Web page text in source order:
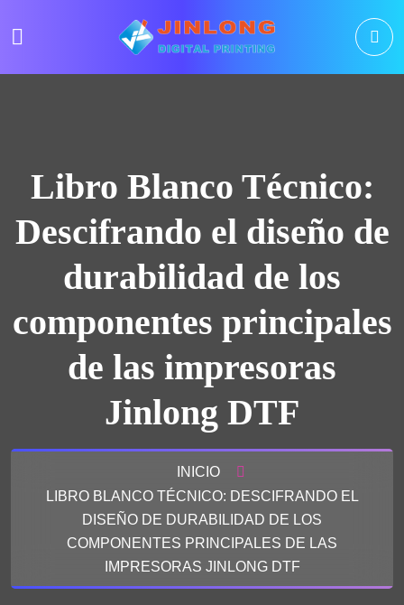
Libro Blanco Técnico:
Descifrando el diseño de
durabilidad de los
componentes principales
de las impresoras
Jinlong DTF
INICIO
LIBRO BLANCO TÉCNICO: DESCIFRANDO EL
DISEÑO DE DURABILIDAD DE LOS
COMPONENTES PRINCIPALES DE LAS
IMPRESORAS JINLONG DTF